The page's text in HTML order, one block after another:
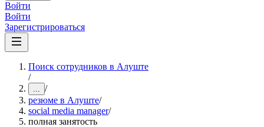
Войти
Войти
Зарегистрироваться
Поиск сотрудников в Алуште
/
... /
резюме в Алуште/
social media manager/
полная занятость